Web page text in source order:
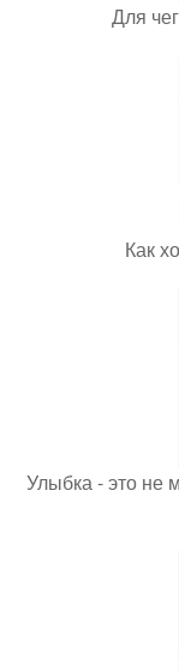
Для
Как
Улыбка - это не